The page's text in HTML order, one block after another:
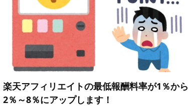
楽天アフィリエイトの最低報酬料率が1％から
2％～8％にアップします！